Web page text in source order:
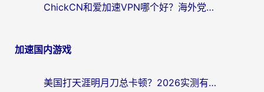
ChickCN和爱加速VPN哪个好？海外党亲测3款回国加速器，这一款才是无缝访问国内资源的最优解
加速国内游戏
美国打天涯明月刀总卡顿？2026实测有效的加速器推荐（附跨平台使用技巧）